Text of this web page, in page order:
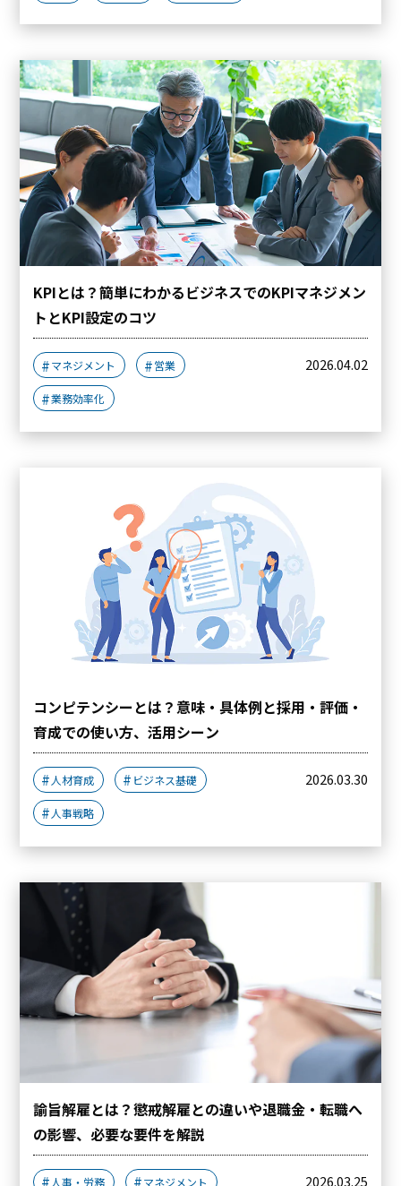
KPIとは？簡単にわかるビジネスでのKPIマネジメン
トとKPI設定のコツ
マネジメント 営業
業務効率化
2026.04.02
コンピテンシーとは？意味・具体例と採用・評価・
育成での使い方、活用シーン
人材育成 ビジネス基礎
人事戦略
2026.03.30
諭旨解雇とは？懲戒解雇との違いや退職金・転職へ
の影響、必要な要件を解説
人事・労務 マネジメント 2026.03.25